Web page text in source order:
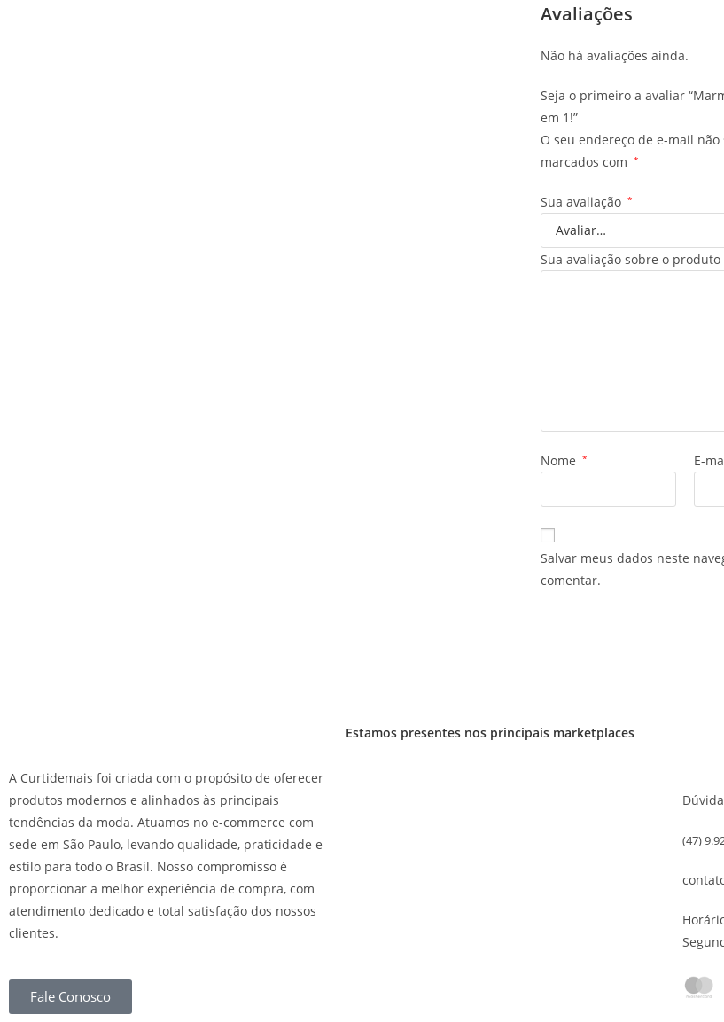
Avaliações
Não há avaliações ainda.
Seja o primeiro a avaliar
em 1!”
O seu endereço de e-mail
marcados com *
Sua avaliação *
Sua avaliação sobre o produto
Nome * E-
Salvar meus dados neste
comentar.
A Curtidemais foi criada com o propósito de oferecer
produtos modernos e alinhados às principais
tendências da moda. Atuamos no e-commerce com
sede em São Paulo, levando qualidade, praticidade e
estilo para todo o Brasil. Nosso compromisso é
proporcionar a melhor experiência de compra, com
atendimento dedicado e total satisfação dos nossos
clientes.
Fale Conosco
Estamos presentes nos principais marketplaces
(47)